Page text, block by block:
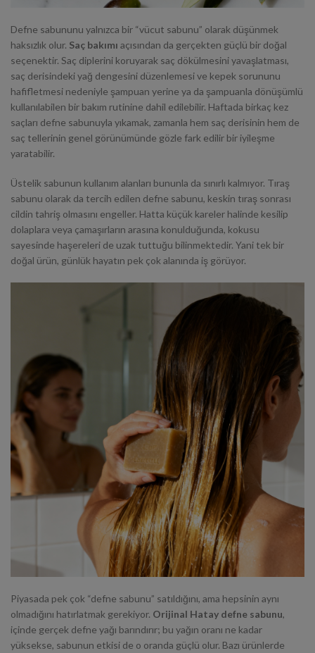
Defne sabununu yalnızca bir “vücut sabunu” olarak düşünmek
haksızlık olur. Saç bakımı açısından da gerçekten güçlü bir doğal
seçenektir. Saç diplerini koruyarak saç dökülmesini yavaşlatması,
saç derisindeki yağ dengesini düzenlemesi ve kepek sorununu
hafifletmesi nedeniyle şampuan yerine ya da şampuanla dönüşümlü
kullanılabilen bir bakım rutinine dahil edilebilir. Haftada birkaç kez
saçları defne sabunuyla yıkamak, zamanla hem saç derisinin hem de
saç tellerinin genel görünümünde gözle fark edilir bir iyileşme
yaratabilir.
Üstelik sabunun kullanım alanları bununla da sınırlı kalmıyor. Tıraş
sabunu olarak da tercih edilen defne sabunu, keskin tıraş sonrası
cildin tahriş olmasını engeller. Hatta küçük kareler halinde kesilip
dolaplara veya çamaşırların arasına konulduğunda, kokusu
sayesinde haşereleri de uzak tuttuğu bilinmektedir. Yani tek bir
doğal ürün, günlük hayatın pek çok alanında iş görüyor.
Piyasada pek çok “defne sabunu” satıldığını, ama hepsinin aynı
olmadığını hatırlatmak gerekiyor. Orijinal Hatay defne sabunu,
içinde gerçek defne yağı barındırır; bu yağın oranı ne kadar
yüksekse, sabunun etkisi de o oranda güçlü olur. Bazı ürünlerde